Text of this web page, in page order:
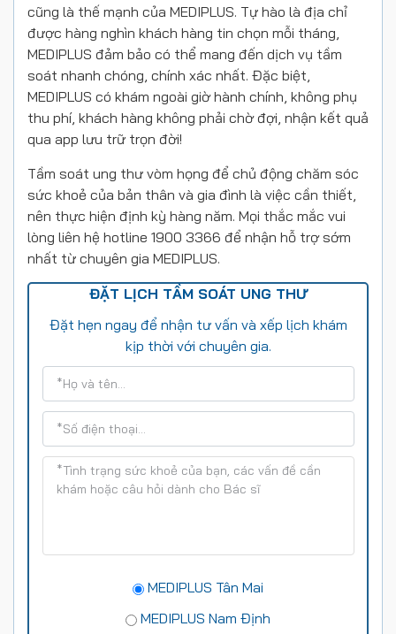
cũng là thế mạnh của MEDIPLUS. Tự hào là địa chỉ
được hàng nghìn khách hàng tin chọn mỗi tháng,
MEDIPLUS đảm bảo có thể mang đến dịch vụ tầm
soát nhanh chóng, chính xác nhất. Đặc biệt,
MEDIPLUS có khám ngoài giờ hành chính, không phụ
thu phí, khách hàng không phải chờ đợi, nhận kết quả
qua app lưu trữ trọn đời!
Tầm soát ung thư vòm họng để chủ động chăm sóc
sức khoẻ của bản thân và gia đình là việc cần thiết,
nên thực hiện định kỳ hàng năm. Mọi thắc mắc vui
lòng liên hệ hotline 1900 3366 để nhận hỗ trợ sớm
nhất từ chuyên gia MEDIPLUS.
ĐẶT LỊCH TẦM SOÁT UNG THƯ
Đặt hẹn ngay để nhận tư vấn và xếp lịch khám
kịp thời với chuyên gia.
MEDIPLUS Tân Mai
MEDIPLUS Nam Định